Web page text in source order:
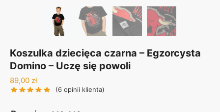
Koszulka dziecięca czarna – Egzorcysta
Domino – Uczę się powoli
89,00 zł
(6 opinii klienta)